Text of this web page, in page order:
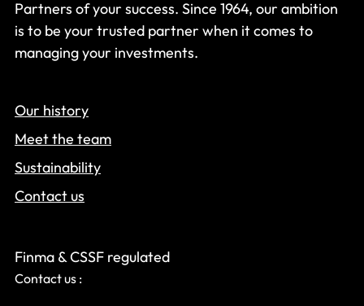
Partners of your success. Since 1964, our ambition
is to be your trusted partner when it comes to
managing your investments.
Our history
Meet the team
Sustainability
Contact us
Finma & CSSF regulated
Contact us :